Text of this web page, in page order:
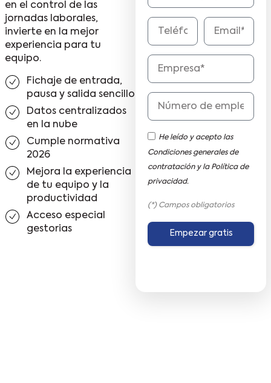
en el control de las
jornadas laborales,
invierte en la mejor
experiencia para tu
equipo.
Fichaje de entrada,
pausa y salida sencillo
Datos centralizados
en la nube
Cumple normativa
2026
Mejora la experiencia
de tu equipo y la
productividad
Acceso especial
gestorias
He leído y acepto las
Condiciones generales de
contratación y la Política de
privacidad.
(*) Campos obligatorios
Empezar gratis